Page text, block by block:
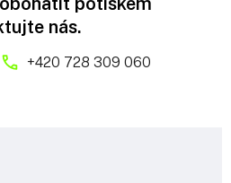
nás.
+420 728 309 060